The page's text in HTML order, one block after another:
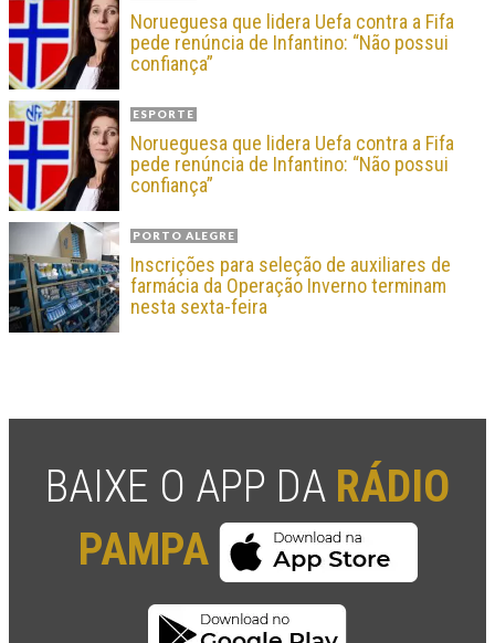
Norueguesa que lidera Uefa contra a Fifa
pede renúncia de Infantino: “Não possui
confiança”
ESPORTE
Norueguesa que lidera Uefa contra a Fifa
pede renúncia de Infantino: “Não possui
confiança”
PORTO ALEGRE
Inscrições para seleção de auxiliares de
farmácia da Operação Inverno terminam
nesta sexta-feira
BAIXE O APP DA RÁDIO
PAMPA